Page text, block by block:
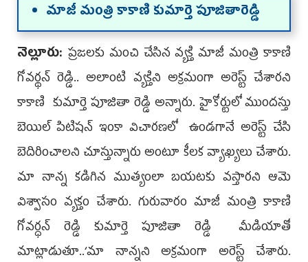
మాజీ మంత్రి కాకాణి కుమార్తె పూజితారెడ్డి
నెల్లూరు: ప్రజలకు మంచి చేసిన వ్యక్తి మాజీ మంత్రి కాకాణి
గోవర్థన్‌ రెడ్డి.. అలాంటి వ్యక్తిని అక్రమంగా అరెస్ట్ చేశార‌ని
కాకాణి కుమార్తె పూజితా రెడ్డి అన్నారు. హైకోర్టులో ముందస్తు
బెయిల్ పిటిషన్ ఇంకా విచారణలో ఉండగానే అరెస్ట్ చేసి
బెదిరించాలని చూస్తున్నారు అంటూ కీలక వ్యాఖ్యలు చేశారు.
మా నాన్న కడిగిన ముత్యంలా బ‌య‌ట‌కు వ‌స్తార‌ని ఆమె
విశ్వాసం వ్య‌క్తం చేశారు. గురువారం మాజీ మంత్రి కాకాణి
గోవర్ధన్ రెడ్డి కుమార్తె పూజితా రెడ్డి మీడియాతో
మాట్లాడుతూ..‘మా నాన్నని అక్రమంగా అరెస్ట్ చేశారు.